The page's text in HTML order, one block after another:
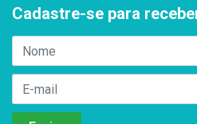
Cadastre-se para